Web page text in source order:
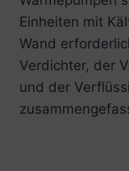
Einheiten mit
Wand
Verdichter, der
und der